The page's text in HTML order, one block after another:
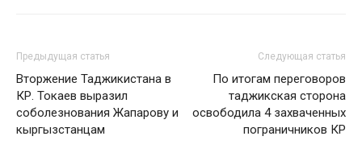
Предыдущая статья
Вторжение Таджикистана в
КР. Токаев выразил
соболезнования Жапарову и
кыргызстанцам
Следующая статья
По итогам переговоров
таджикская сторона
освободила 4 захваченных
пограничников КР